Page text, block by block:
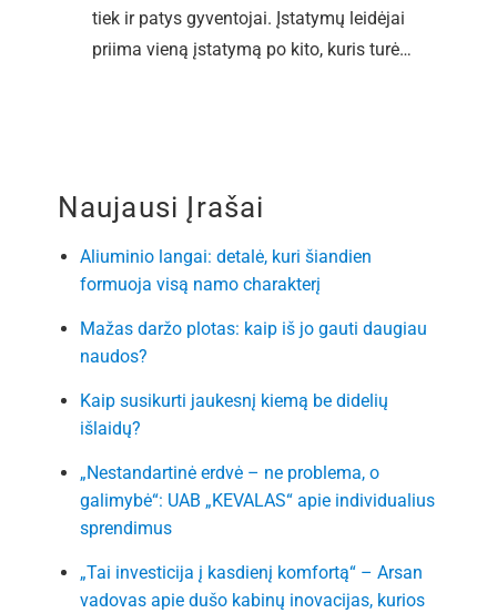
tiek ir patys gyventojai. Įstatymų leidėjai
priima vieną įstatymą po kito, kuris turė…
Naujausi Įrašai
Aliuminio langai: detalė, kuri šiandien
formuoja visą namo charakterį
Mažas daržo plotas: kaip iš jo gauti daugiau
naudos?
Kaip susikurti jaukesnį kiemą be didelių
išlaidų?
„Nestandartinė erdvė – ne problema, o
galimybė“: UAB „KEVALAS“ apie individualius
sprendimus
„Tai investicija į kasdienį komfortą“ – Arsan
vadovas apie dušo kabinų inovacijas, kurios